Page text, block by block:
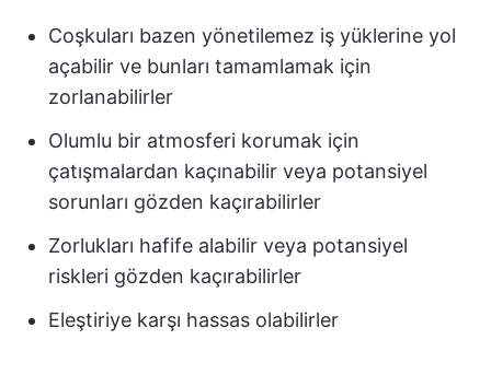
Coşkuları bazen yönetilemez iş yüklerine yol
açabilir ve bunları tamamlamak için
zorlanabilirler
Olumlu bir atmosferi korumak için
çatışmalardan kaçınabilir veya potansiyel
sorunları gözden kaçırabilirler
Zorlukları hafife alabilir veya potansiyel
riskleri gözden kaçırabilirler
Eleştiriye karşı hassas olabilirler